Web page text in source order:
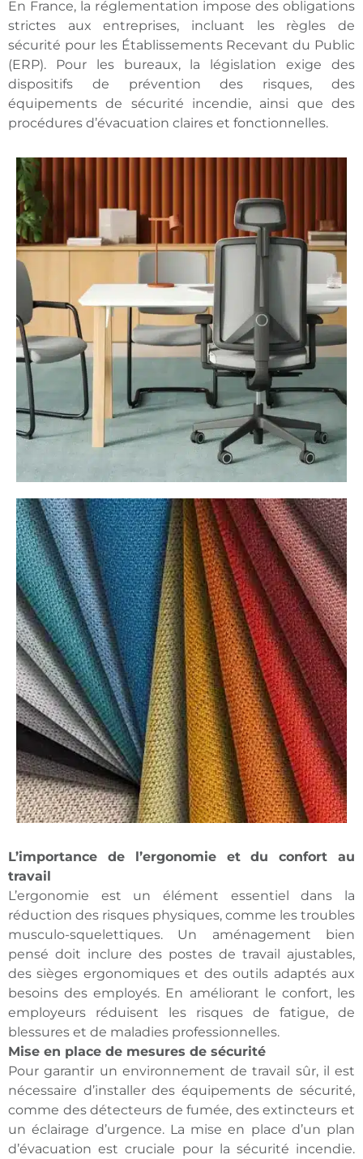
En France, la réglementation impose des obligations
strictes aux entreprises, incluant les règles de
sécurité pour les Établissements Recevant du Public
(ERP). Pour les bureaux, la législation exige des
dispositifs de prévention des risques, des
équipements de sécurité incendie, ainsi que des
procédures d’évacuation claires et fonctionnelles.
L’importance de l’ergonomie et du confort au
travail
L’ergonomie est un élément essentiel dans la
réduction des risques physiques, comme les troubles
musculo-squelettiques. Un aménagement bien
pensé doit inclure des postes de travail ajustables,
des sièges ergonomiques et des outils adaptés aux
besoins des employés. En améliorant le confort, les
employeurs réduisent les risques de fatigue, de
blessures et de maladies professionnelles.
Mise en place de mesures de sécurité
Pour garantir un environnement de travail sûr, il est
nécessaire d’installer des équipements de sécurité,
comme des détecteurs de fumée, des extincteurs et
un éclairage d’urgence. La mise en place d’un plan
d’évacuation est cruciale pour la sécurité incendie.